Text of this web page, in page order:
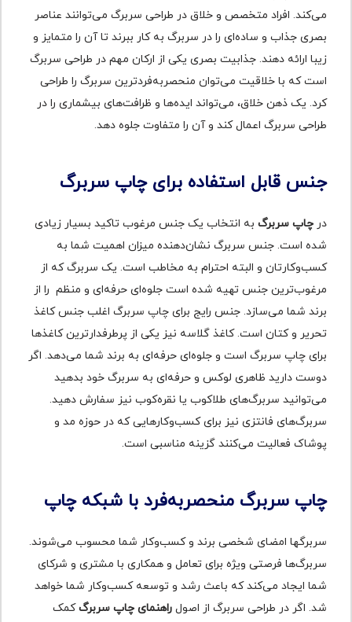
می‌کند. افراد متخصص و خلاق در طراحی سربرگ می‌توانند عناصر
بصری جذاب و ساده‌ای را در سربرگ به کار ببرند تا آن را متمایز و
زیبا ارائه دهند. جذابیت بصری یکی از ارکان مهم در طراحی سربرگ
است که با خلاقیت می‌توان منحصربه‌فردترین سربرگ را طراحی
کرد. یک ذهن خلاق، می‌تواند ایده‌ها و ظرافت‌های بیشماری را در
طراحی سربرگ اعمال کند و آن را متفاوت جلوه دهد.
جنس قابل استفاده برای چاپ سربرگ
در چاپ سربرگ به انتخاب یک جنس مرغوب تاکید بسیار زیادی
شده است. جنس سربرگ نشان‌دهنده میزان اهمیت شما به
کسب‌وکارتان و البته احترام به مخاطب است. یک سربرگ که از
مرغوب‌ترین جنس تهیه شده ‌است جلوه‌ای حرفه‌ای و منظم را از
برند شما می‌سازد. جنس رایج برای چاپ سربرگ اغلب جنس کاغذ
تحریر و کتان است. کاغذ گلاسه نیز یکی از پرطرفدارترین کاغذها
برای چاپ سربرگ است و جلوه‌ای حرفه‌ای به برند شما می‌دهد. اگر
دوست دارید ظاهری لوکس و حرفه‌ای به سربرگ خود بدهید
می‌توانید سربرگ‌های طلاکوب یا نقره‌کوب نیز سفارش دهید.
سربرگ‌های فانتزی نیز برای کسب‌وکارهایی که در حوزه مد و
پوشاک فعالیت می‌کنند گزینه مناسبی است.
چاپ سربرگ منحصربه‌فرد با شبکه چاپ
سربرگ‎ها امضای شخصی برند و کسب‌وکار شما محسوب می‌شوند.
سربرگ‌ها فرصتی ویژه برای تعامل و همکاری با مشتری و شرکای
شما ایجاد می‌کند که باعث رشد و توسعه کسب‌وکار شما خواهد
شد. اگر در طراحی سربرگ از اصول راهنمای چاپ سربرگکمک